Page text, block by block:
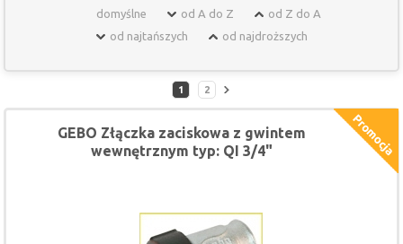
domyślne od A do Z
od Z do A
od najtańszych
od najdroższych
1 2
GEBO Złączka zaciskowa z gwintem
wewnętrznym typ: QI 3/4"